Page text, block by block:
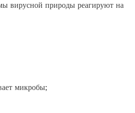
вирусной природы реагируют на
микробы;